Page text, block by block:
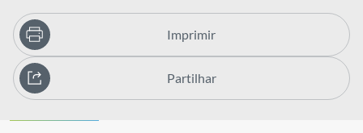
Imprimir
Partilhar